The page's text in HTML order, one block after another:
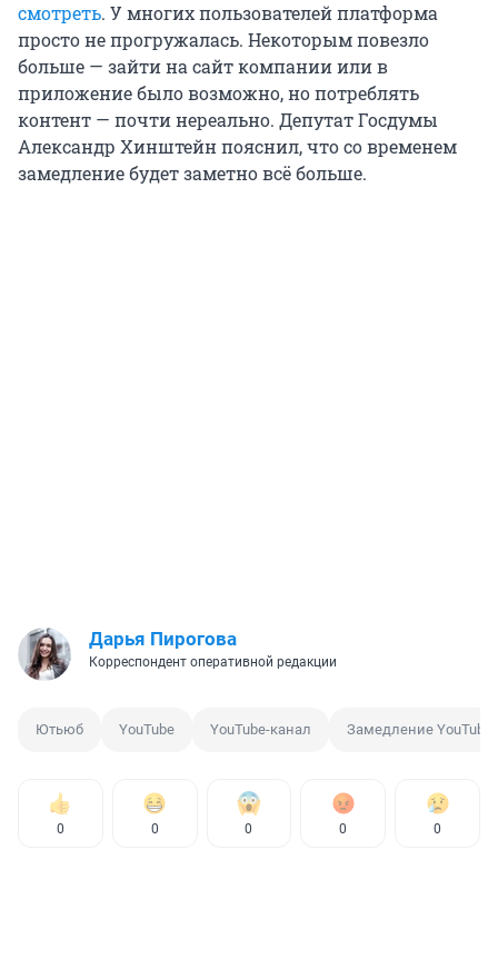
смотреть. У многих пользователей платформа
просто не прогружалась. Некоторым повезло
больше — зайти на сайт компании или в
приложение было возможно, но потреблять
контент — почти нереально. Депутат Госдумы
Александр Хинштейн пояснил, что со временем
замедление будет заметно всё больше.
Дарья Пирогова
Корреспондент оперативной редакции
Ютьюб YouTube YouTube-канал Замедление YouTube
0 0 0 0 0